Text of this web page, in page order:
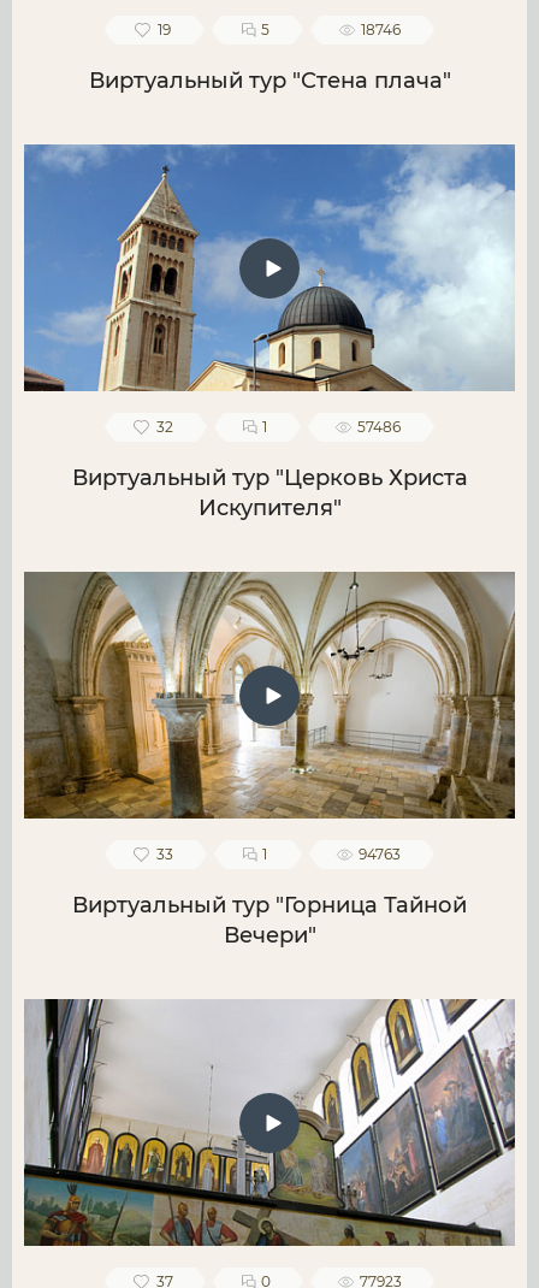
19 5 18746
Виртуальный тур "Стена плача"
32 1 57486
Виртуальный тур "Церковь Христа
Искупителя"
33 1 94763
Виртуальный тур "Горница Тайной
Вечери"
37 0 77923